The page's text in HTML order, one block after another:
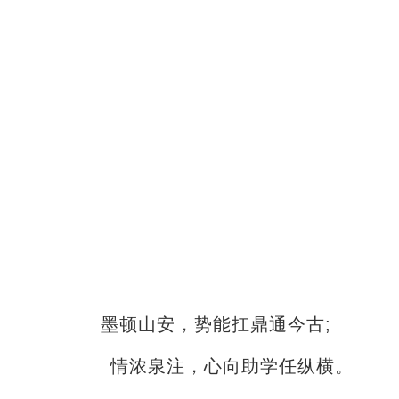
墨顿山安，势能扛鼎通今古;
情浓泉注，心向助学任纵横。